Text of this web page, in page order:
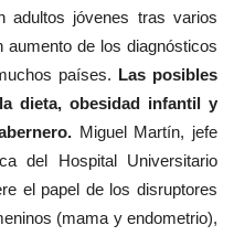
adultos jóvenes tras varios
aumento de los diagnósticos
países. Las posibles
dieta, obesidad infantil y
Miguel Martín, jefe
del Hospital Universitario
el papel de los disruptores
(mama y endometrio),